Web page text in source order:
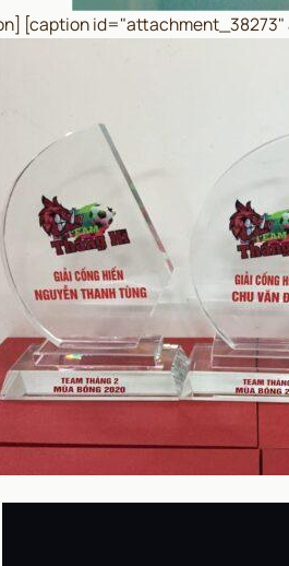
[caption